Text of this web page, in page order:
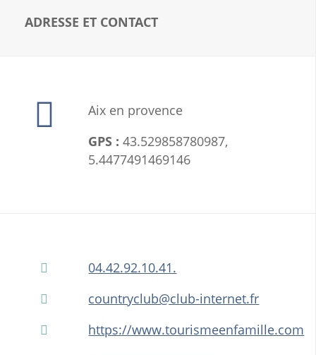
ADRESSE ET CONTACT
Aix en provence
GPS :43.529858780987,
5.4477491469146
04.42.92.10.41.
countryclub@club-internet.fr
https://www.tourismeenfamille.com